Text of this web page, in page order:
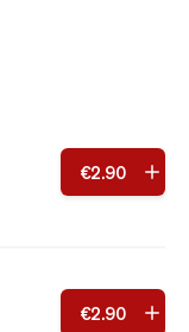
€2.90
€2.90